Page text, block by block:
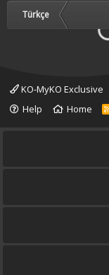
Türkçe
KO-MyKO Exclusive
Help
Home